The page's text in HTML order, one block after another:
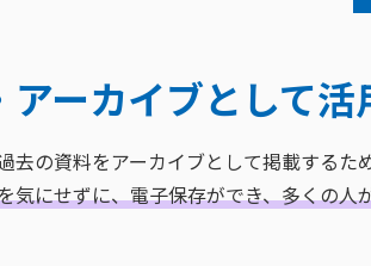
ーカイブとして活
去の資料をアーカイブとして掲載するた
気にせずに、電子保存ができ、多くの人